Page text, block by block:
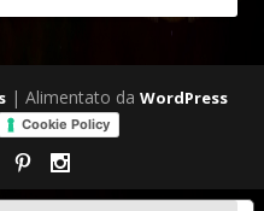
| Alimentato da WordPress
Cookie Policy